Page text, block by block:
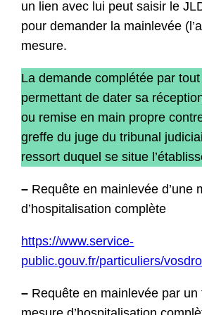
un lien avec lui peut saisir le
pour demander la mainlevée
mesure.
La demande complétée par
permettant de dater sa
ou remise en main propre
greffe du juge du tribunal
ressort duquel se situe
– Requête en mainlevée d’une
d’hospitalisation complète
https://www.service-
public.gouv.fr/particuliers/
– Requête en mainlevée par un